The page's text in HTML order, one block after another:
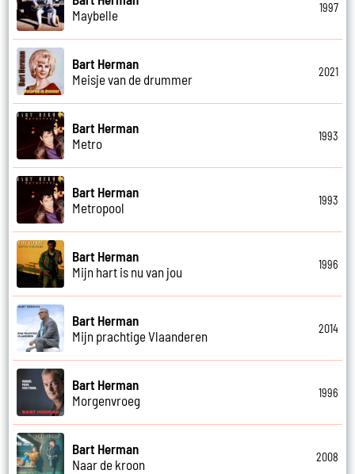
Maybelle
1997
Bart Herman
Meisje van de drummer
2021
Bart Herman
Metro
1993
Bart Herman
Metropool
1993
Bart Herman
Mijn hart is nu van jou
1996
Bart Herman
Mijn prachtige Vlaanderen
2014
Bart Herman
Morgenvroeg
1996
Bart Herman
Naar de kroon
2008